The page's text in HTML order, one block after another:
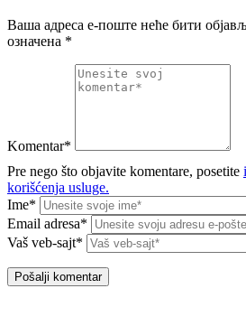
Ваша адреса е-поште неће бити
означена *
Komentar*
Pre nego što objavite komentare, posetite
korišćenja usluge.
Ime*
Email adresa*
Vaš veb-sajt*